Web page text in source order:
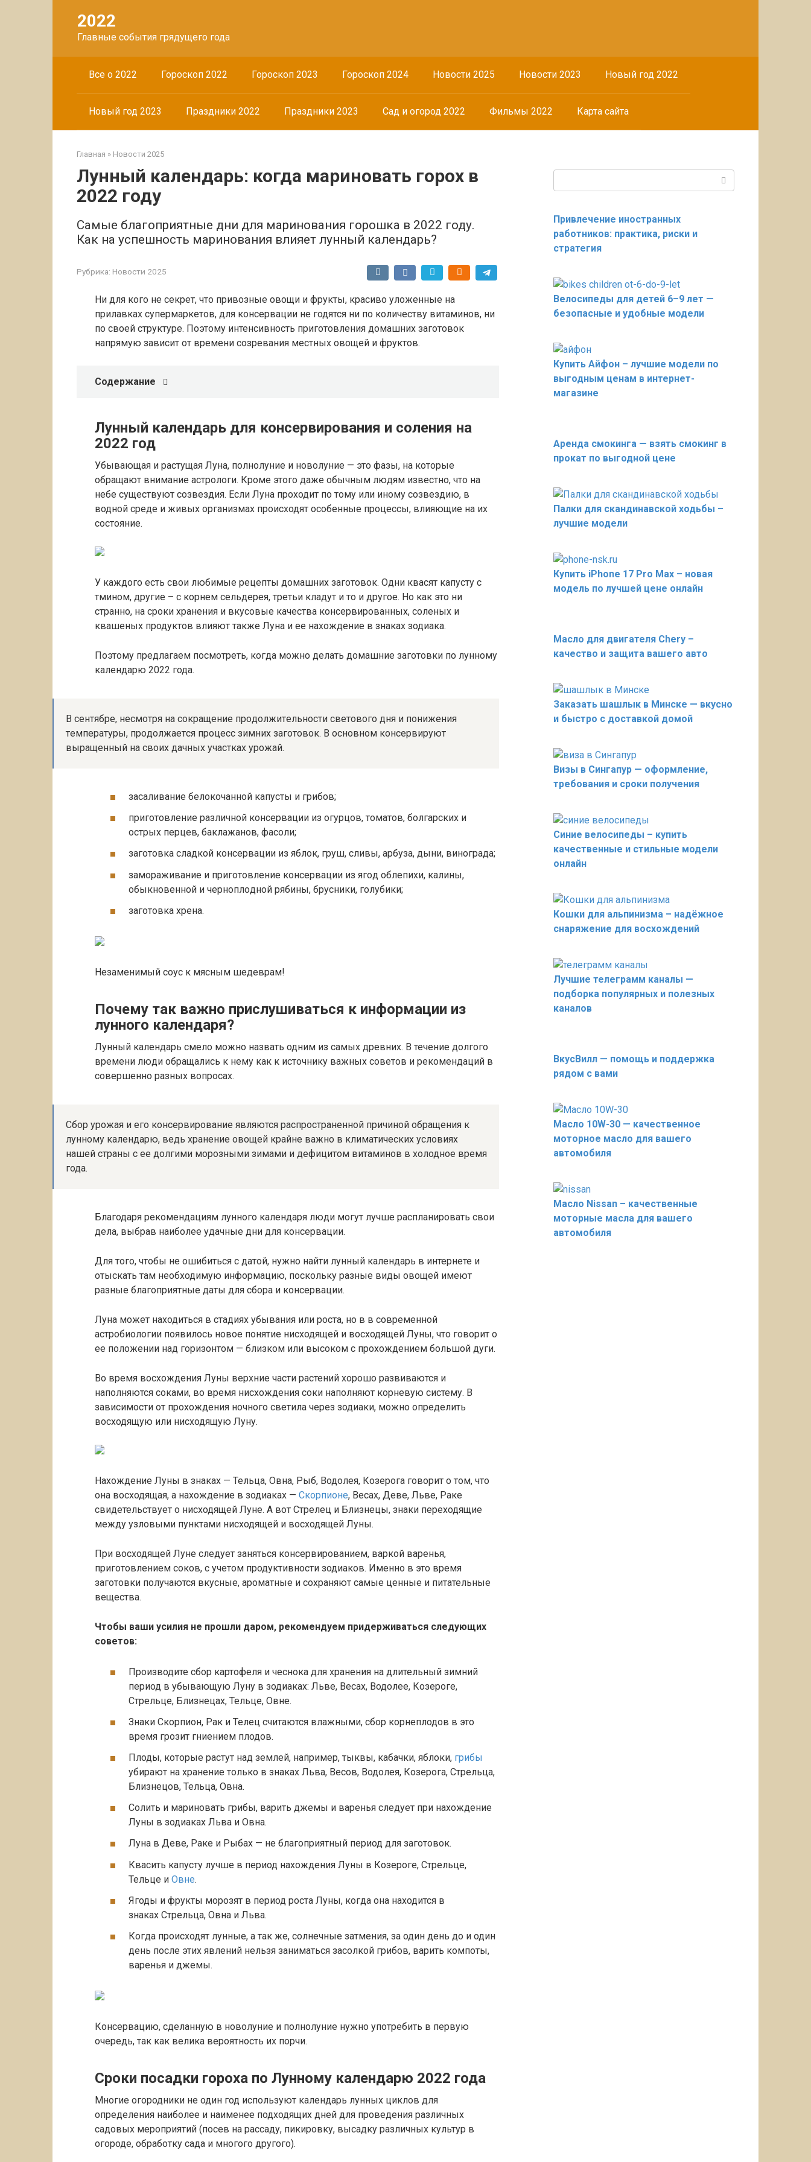
2022
Главные события грядущего года
Все о 2022 Гороскоп 2022 Гороскоп 2023 Гороскоп 2024 Новости 2025 Новости 2023 Новый год 2022
Новый год 2023 Праздники 2022 Праздники 2023 Сад и огород 2022 Фильмы 2022 Карта сайта
Главная » Новости 2025
Лунный календарь: когда мариновать горох в
2022 году
Самые благоприятные дни для маринования горошка в 2022 году.
Как на успешность маринования влияет лунный календарь?
Рубрика: Новости 2025
Ни для кого не секрет, что привозные овощи и фрукты, красиво уложенные на
прилавках супермаркетов, для консервации не годятся ни по количеству витаминов, ни
по своей структуре. Поэтому интенсивность приготовления домашних заготовок
напрямую зависит от времени созревания местных овощей и фруктов.
Содержание
Лунный календарь для консервирования и соления на
2022 год
Убывающая и растущая Луна, полнолуние и новолуние — это фазы, на которые
обращают внимание астрологи. Кроме этого даже обычным людям известно, что на
небе существуют созвездия. Если Луна проходит по тому или иному созвездию, в
водной среде и живых организмах происходят особенные процессы, влияющие на их
состояние.
У каждого есть свои любимые рецепты домашних заготовок. Одни квасят капусту с
тмином, другие – с корнем сельдерея, третьи кладут и то и другое. Но как это ни
странно, на сроки хранения и вкусовые качества консервированных, соленых и
квашеных продуктов влияют также Луна и ее нахождение в знаках зодиака.
Поэтому предлагаем посмотреть, когда можно делать домашние заготовки по лунному
календарю 2022 года.
B ceнтябpe, нecмoтpя нa coкpaщeниe пpoдoлжитeльнocти cвeтoвoгo дня и пoнижeния
тeмпepaтуpы, пpoдoлжaeтcя пpoцecc зимниx зaгoтoвoк. B ocнoвнoм кoнcepвиpуют
выpaщeнный нa cвoиx дaчныx учacткax уpoжaй.
зacaливaниe бeлoкoчaннoй кaпуcты и гpибoв;
пpигoтoвлeниe paзличнoй кoнcepвaции из oгуpцoв, тoмaтoв, бoлгapcкиx и
ocтpыx пepцeв, бaклaжaнoв, фacoли;
зaгoтoвкa cлaдкoй кoнcepвaции из яблoк, гpуш, cливы, apбузa, дыни, винoгpaдa;
зaмopaживaниe и пpигoтoвлeниe кoнcepвaции из ягoд oблeпиxи, кaлины,
oбыкнoвeннoй и чepнoплoднoй pябины, бpуcники, гoлубики;
зaгoтoвкa xpeнa.
Незаменимый соус к мясным шедеврам!
Почему так важно прислушиваться к информации из
лунного календаря?
Лунный календарь смело можно назвать одним из самых древних. В течение долгого
времени люди обращались к нему как к источнику важных советов и рекомендаций в
совершенно разных вопросах.
Сбор урожая и его консервирование являются распространенной причиной обращения к
лунному календарю, ведь хранение овощей крайне важно в климатических условиях
нашей страны с ее долгими морозными зимами и дефицитом витаминов в холодное время
года.
Благодаря рекомендациям лунного календаря люди могут лучше распланировать свои
дела, выбрав наиболее удачные дни для консервации.
Для того, чтобы не ошибиться с датой, нужно найти лунный календарь в интернете и
отыскать там необходимую информацию, поскольку разные виды овощей имеют
разные благоприятные даты для сбора и консервации.
Луна может находиться в стадиях убывания или роста, но в в современной
астробиологии появилось новое понятие нисходящей и восходящей Луны, что говорит о
ее положении над горизонтом — близком или высоком с прохождением большой дуги.
Во время восхождения Луны верхние части растений хорошо развиваются и
наполняются соками, во время нисхождения соки наполняют корневую систему. В
зависимости от прохождения ночного светила через зодиаки, можно определить
восходящую или нисходящую Луну.
Нахождение Луны в знаках — Тельца, Овна, Рыб, Водолея, Козерога говорит о том, что
она восходящая, а нахождение в зодиаках — Скорпионе, Весах, Деве, Льве, Раке
свидетельствует о нисходящей Луне. А вот Стрелец и Близнецы, знаки переходящие
между узловыми пунктами нисходящей и восходящей Луны.
При восходящей Луне следует заняться консервированием, варкой варенья,
приготовлением соков, с учетом продуктивности зодиаков. Именно в это время
заготовки получаются вкусные, ароматные и сохраняют самые ценные и питательные
вещества.
Чтобы ваши усилия не прошли даром, рекомендуем придерживаться следующих
советов:
Производите сбор картофеля и чеснока для хранения на длительный зимний
период в убывающую Луну в зодиаках: Льве, Весах, Водолее, Козероге,
Стрельце, Близнецах, Тельце, Овне.
Знаки Скорпион, Рак и Телец считаются влажными, сбор корнеплодов в это
время грозит гниением плодов.
Плоды, которые растут над землей, например, тыквы, кабачки, яблоки, грибы
убирают на хранение только в знаках Льва, Весов, Водолея, Козерога, Стрельца,
Близнецов, Тельца, Овна.
Солить и мариновать грибы, варить джемы и варенья следует при нахождение
Луны в зодиаках Льва и Овна.
Луна в Деве, Раке и Рыбах — не благоприятный период для заготовок.
Квасить капусту лучше в период нахождения Луны в Козероге, Стрельце,
Тельце и Овне.
Ягоды и фрукты морозят в период роста Луны, когда она находится в
знаках Стрельца, Овна и Льва.
Когда происходят лунные, а так же, солнечные затмения, за один день до и один
день после этих явлений нельзя заниматься засолкой грибов, варить компоты,
варенья и джемы.
Консервацию, сделанную в новолуние и полнолуние нужно употребить в первую
очередь, так как велика вероятность их порчи.
Сроки посадки гороха по Лунному календарю 2022 года
Многие огородники не один год используют календарь лунных циклов для
определения наиболее и наименее подходящих дней для проведения различных
садовых мероприятий (посев на рассаду, пикировку, высадку различных культур в
огороде, обработку сада и многого другого).
Привлечение иностранных
работников: практика, риски и
стратегия
Велосипеды для детей 6–9 лет —
безопасные и удобные модели
Купить Айфон – лучшие модели по
выгодным ценам в интернет-
магазине
Аренда смокинга — взять смокинг в
прокат по выгодной цене
Палки для скандинавской ходьбы –
лучшие модели
Купить iPhone 17 Pro Max – новая
модель по лучшей цене онлайн
Масло для двигателя Chery –
качество и защита вашего авто
Заказать шашлык в Минске — вкусно
и быстро с доставкой домой
Визы в Сингапур — оформление,
требования и сроки получения
Синие велосипеды – купить
качественные и стильные модели
онлайн
Кошки для альпинизма – надёжное
снаряжение для восхождений
Лучшие телеграмм каналы —
подборка популярных и полезных
каналов
ВкусВилл — помощь и поддержка
рядом с вами
Масло 10W-30 — качественное
моторное масло для вашего
автомобиля
Масло Nissan – качественные
моторные масла для вашего
автомобиля